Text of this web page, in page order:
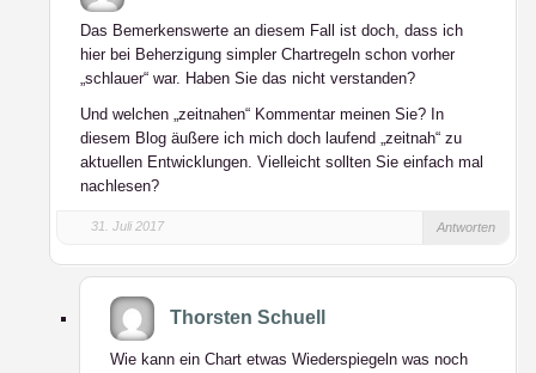
Das Bemerkenswerte an diesem Fall ist doch, dass ich
hier bei Beherzigung simpler Chartregeln schon vorher
„schlauer“ war. Haben Sie das nicht verstanden?
Und welchen „zeitnahen“ Kommentar meinen Sie? In
diesem Blog äußere ich mich doch laufend „zeitnah“ zu
aktuellen Entwicklungen. Vielleicht sollten Sie einfach mal
nachlesen?
31. Juli 2017 Antworten
Thorsten Schuell
Wie kann ein Chart etwas Wiederspiegeln was noch